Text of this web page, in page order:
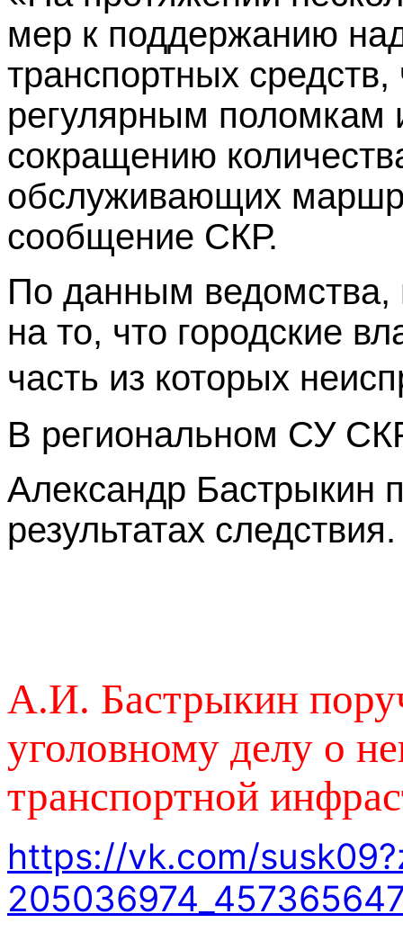
мер к поддержанию
транспортных средств,
регулярным поломкам
сокращению
обслуживающих
сообщение СКР.
По данным ведомства,
на то, что городские
часть из которых
В региональном СУ
Александр Бастрыкин
результатах следствия.
А.И. Бастрыкин
уголовному делу о
транспортной
https://vk.com/